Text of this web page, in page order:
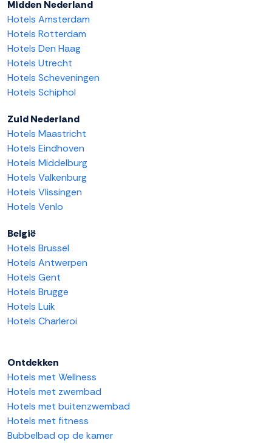
Midden Nederland
Hotels Amsterdam
Hotels Rotterdam
Hotels Den Haag
Hotels Utrecht
Hotels Scheveningen
Hotels Schiphol
Zuid Nederland
Hotels Maastricht
Hotels Eindhoven
Hotels Middelburg
Hotels Valkenburg
Hotels Vlissingen
Hotels Venlo
België
Hotels Brussel
Hotels Antwerpen
Hotels Gent
Hotels Brugge
Hotels Luik
Hotels Charleroi
Ontdekken
Hotels met Wellness
Hotels met zwembad
Hotels met buitenzwembad
Hotels met fitness
Bubbelbad op de kamer